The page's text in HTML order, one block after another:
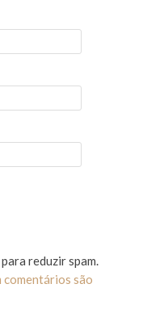
reduzir spam.
comentários são